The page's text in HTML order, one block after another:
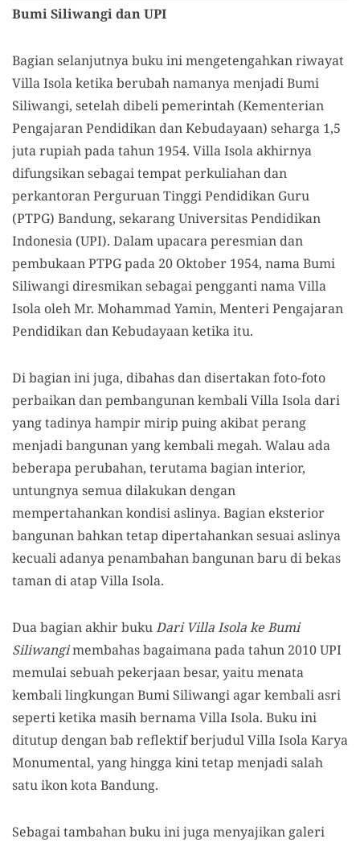
Bumi Siliwangi dan UPI
Bagian selanjutnya buku ini mengetengahkan riwayat
Villa Isola ketika berubah namanya menjadi Bumi
Siliwangi, setelah dibeli pemerintah (Kementerian
Pengajaran Pendidikan dan Kebudayaan) seharga 1,5
juta rupiah pada tahun 1954. Villa Isola akhirnya
difungsikan sebagai tempat perkuliahan dan
perkantoran Perguruan Tinggi Pendidikan Guru
(PTPG) Bandung, sekarang Universitas Pendidikan
Indonesia (UPI). Dalam upacara peresmian dan
pembukaan PTPG pada 20 Oktober 1954, nama Bumi
Siliwangi diresmikan sebagai pengganti nama Villa
Isola oleh Mr. Mohammad Yamin, Menteri Pengajaran
Pendidikan dan Kebudayaan ketika itu.
Di bagian ini juga, dibahas dan disertakan foto-foto
perbaikan dan pembangunan kembali Villa Isola dari
yang tadinya hampir mirip puing akibat perang
menjadi bangunan yang kembali megah. Walau ada
beberapa perubahan, terutama bagian interior,
untungnya semua dilakukan dengan
mempertahankan kondisi aslinya. Bagian eksterior
bangunan bahkan tetap dipertahankan sesuai aslinya
kecuali adanya penambahan bangunan baru di bekas
taman di atap Villa Isola.
Dua bagian akhir bukuDari Villa Isola ke Bumi
Siliwangimembahas bagaimana pada tahun 2010 UPI
memulai sebuah pekerjaan besar, yaitu menata
kembali lingkungan Bumi Siliwangi agar kembali asri
seperti ketika masih bernama Villa Isola. Buku ini
ditutup dengan bab reflektif berjudul Villa Isola Karya
Monumental, yang hingga kini tetap menjadi salah
satu ikon kota Bandung.
Sebagai tambahan buku ini juga menyajikan galeri